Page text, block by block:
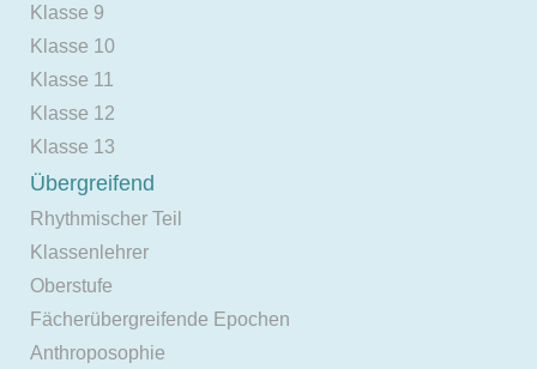
Klasse 9
Klasse 10
Klasse 11
Klasse 12
Klasse 13
Übergreifend
Rhythmischer Teil
Klassenlehrer
Oberstufe
Fächerübergreifende Epochen
Anthroposophie